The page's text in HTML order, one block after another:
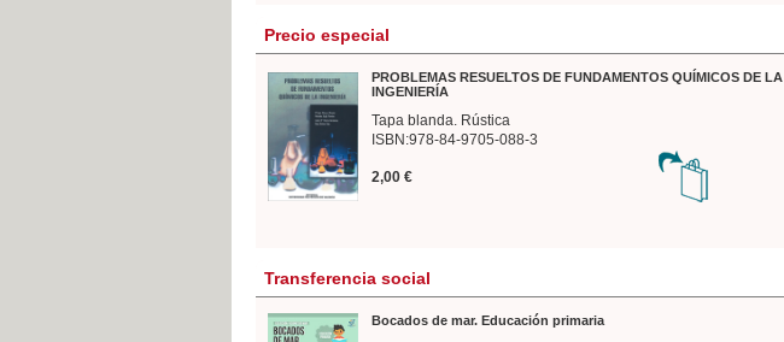
Precio especial
PROBLEMAS RESUELTOS DE FUNDAMENTOS QUÍMICOS DE LA
INGENIERÍA
Tapa blanda. Rústica
ISBN:978-84-9705-088-3
2,00 €
Transferencia social
Bocados de mar. Educación primaria